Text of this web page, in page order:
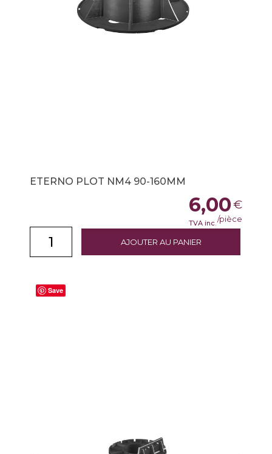
ETERNO PLOT NM4 90-160MM
AJOUTER AU PANIER
6,00€
TVA inc./pièce
Save